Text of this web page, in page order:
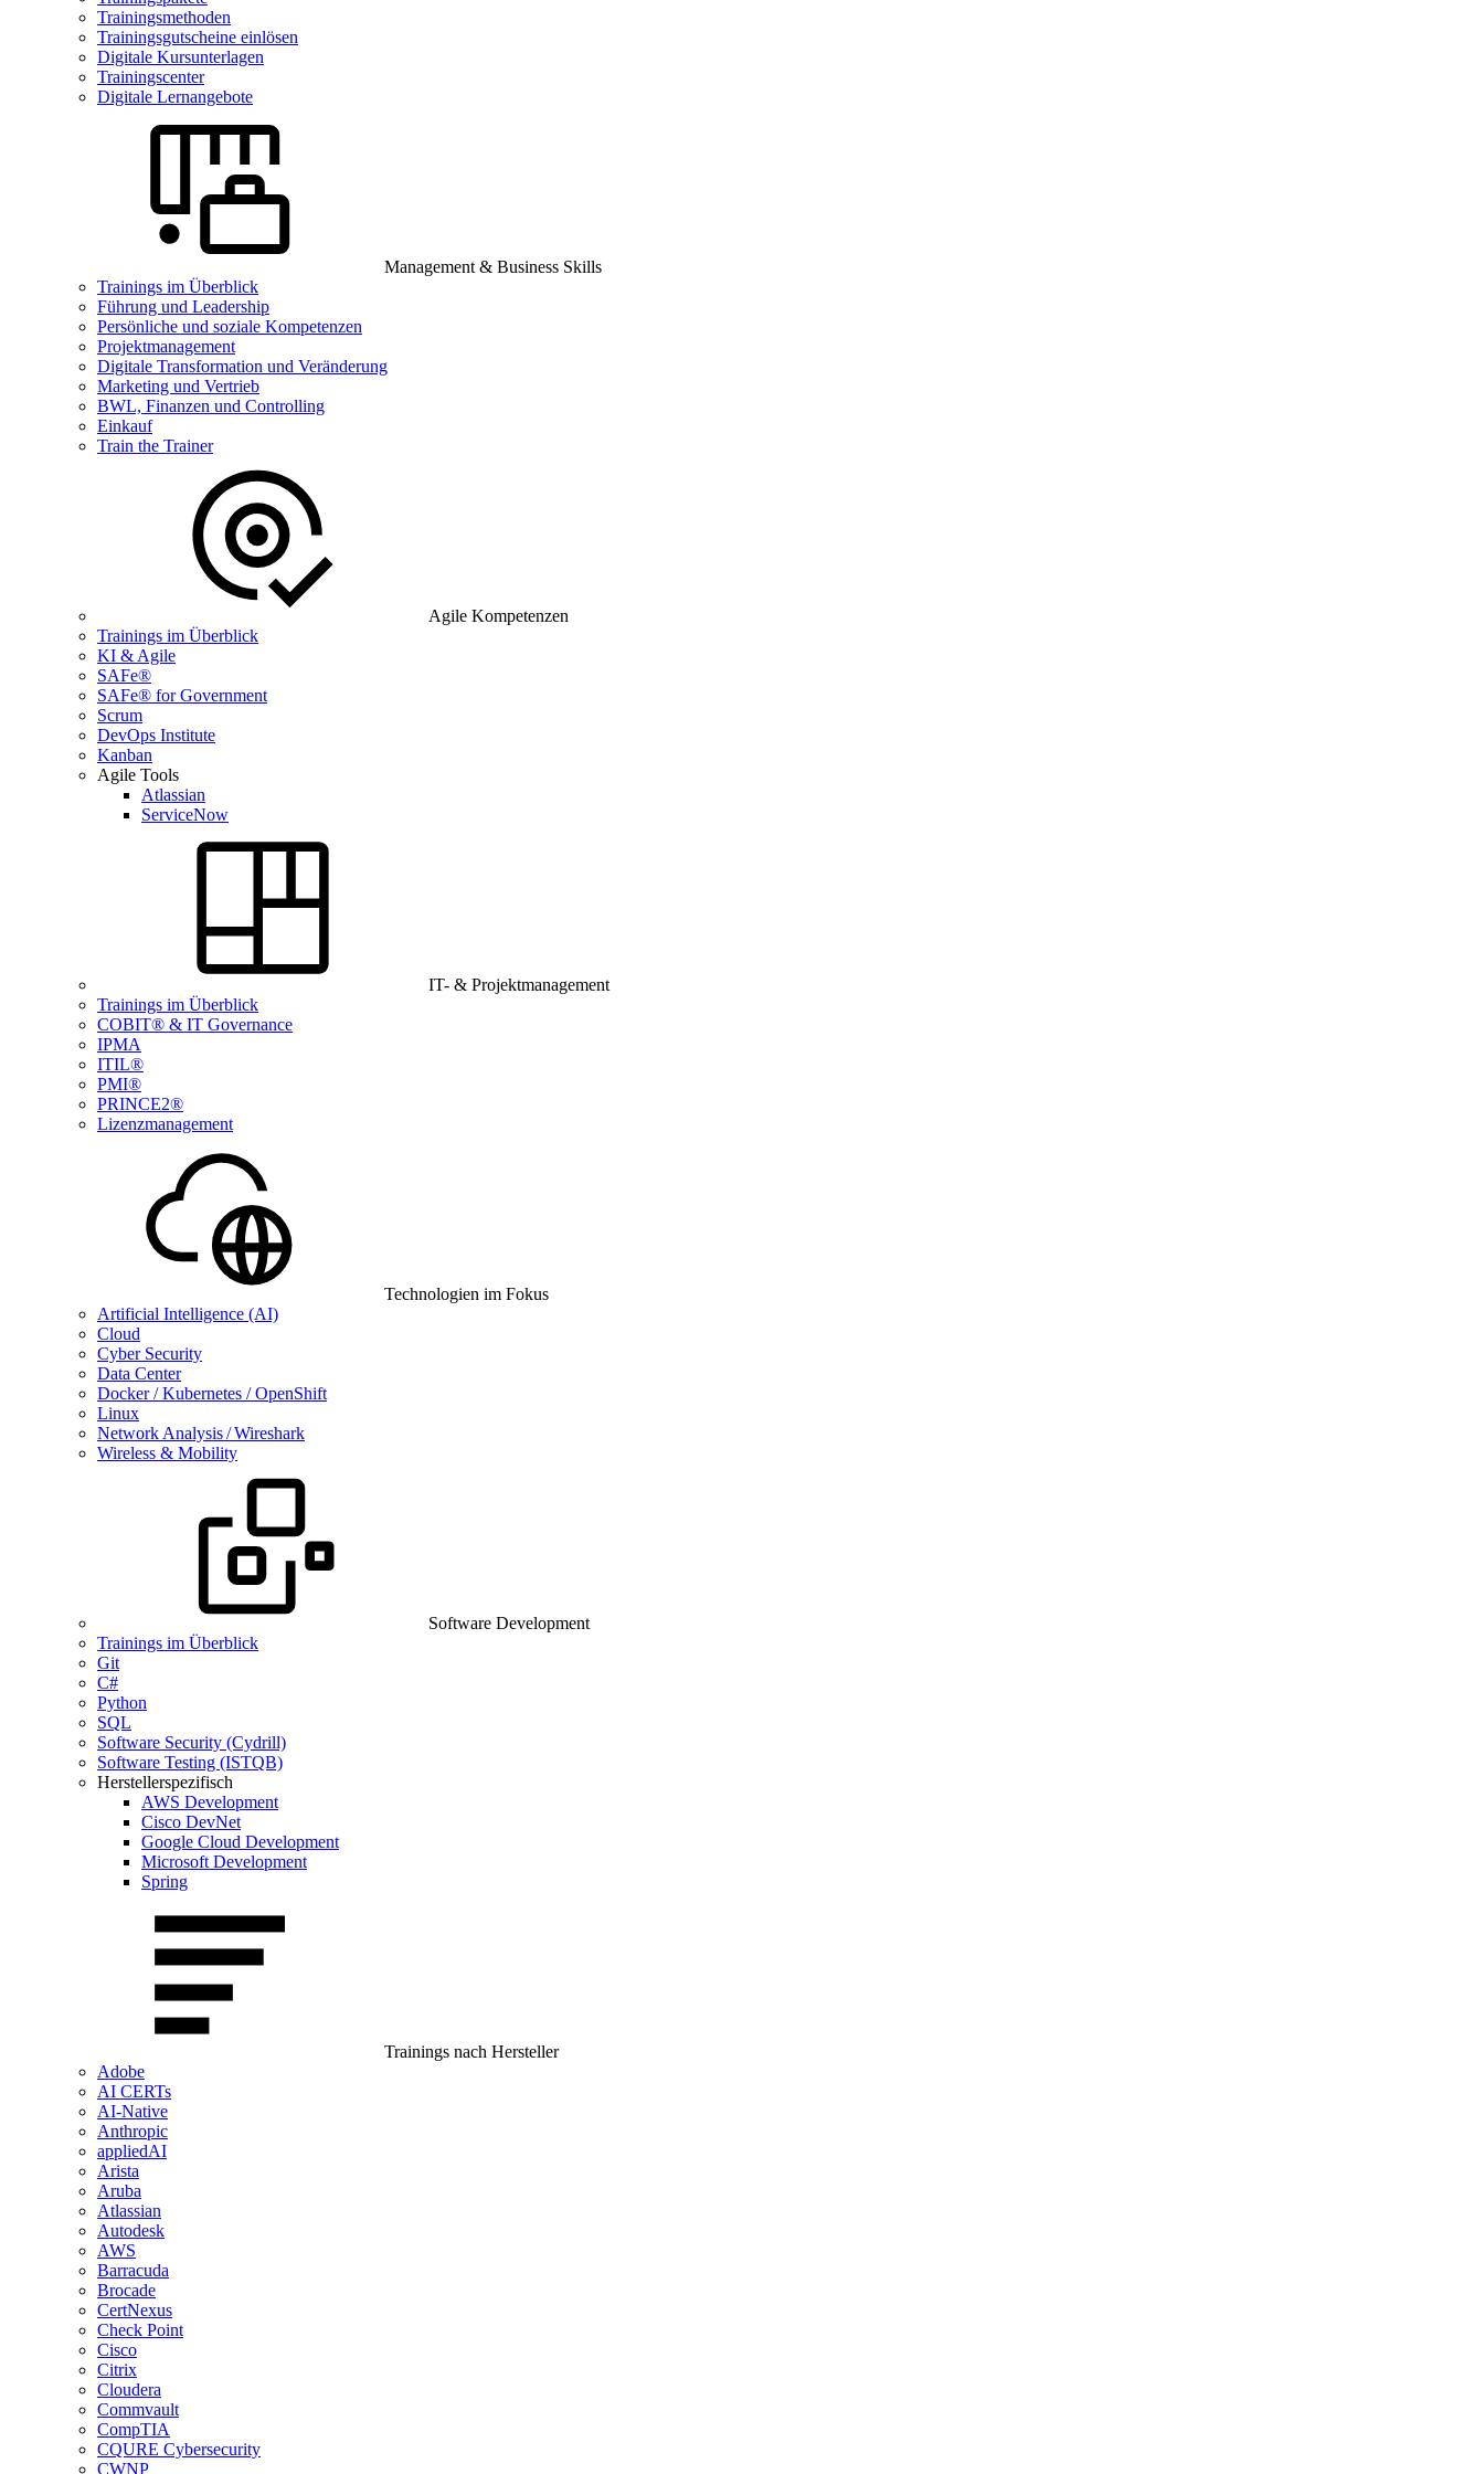
Trainingsmethoden
Trainingsgutscheine einlösen
Digitale Kursunterlagen
Trainingscenter
Digitale Lernangebote
Management & Business Skills
Trainings im Überblick
Führung und Leadership
Persönliche und soziale Kompetenzen
Projektmanagement
Digitale Transformation und Veränderung
Marketing und Vertrieb
BWL, Finanzen und Controlling
Einkauf
Train the Trainer
Agile Kompetenzen
Trainings im Überblick
KI & Agile
SAFe®
SAFe® for Government
Scrum
DevOps Institute
Kanban
Agile Tools
Atlassian
ServiceNow
IT- & Projektmanagement
Trainings im Überblick
COBIT® & IT Governance
IPMA
ITIL®
PMI®
PRINCE2®
Lizenzmanagement
Technologien im Fokus
Artificial Intelligence (AI)
Cloud
Cyber Security
Data Center
Docker / Kubernetes / OpenShift
Linux
Network Analysis / Wireshark
Wireless & Mobility
Software Development
Trainings im Überblick
Git
C#
Python
SQL
Software Security (Cydrill)
Software Testing (ISTQB)
Herstellerspezifisch
AWS Development
Cisco DevNet
Google Cloud Development
Microsoft Development
Spring
Trainings nach Hersteller
Adobe
AI CERTs
AI-Native
Anthropic
appliedAI
Arista
Aruba
Atlassian
Autodesk
AWS
Barracuda
Brocade
CertNexus
Check Point
Cisco
Citrix
Cloudera
Commvault
CompTIA
CQURE Cybersecurity
CWNP